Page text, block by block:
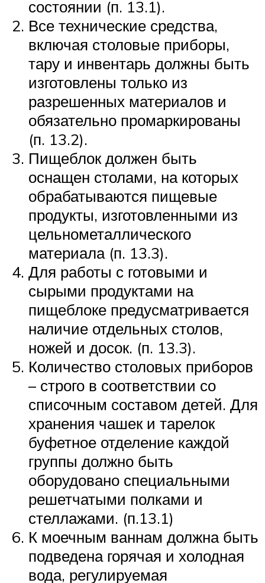
состоянии (п. 13.1).
Все технические средства,
включая столовые приборы,
тару и инвентарь должны быть
изготовлены только из
разрешенных материалов и
обязательно промаркированы
(п. 13.2).
Пищеблок должен быть
оснащен столами, на которых
обрабатываются пищевые
продукты, изготовленными из
цельнометаллического
материала (п. 13.3).
Для работы с готовыми и
сырыми продуктами на
пищеблоке предусматривается
наличие отдельных столов,
ножей и досок. (п. 13.3).
Количество столовых приборов
– строго в соответствии со
списочным составом детей. Для
хранения чашек и тарелок
буфетное отделение каждой
группы должно быть
оборудовано специальными
решетчатыми полками и
стеллажами. (п.13.1)
К моечным ваннам должна быть
подведена горячая и холодная
вода, регулируемая